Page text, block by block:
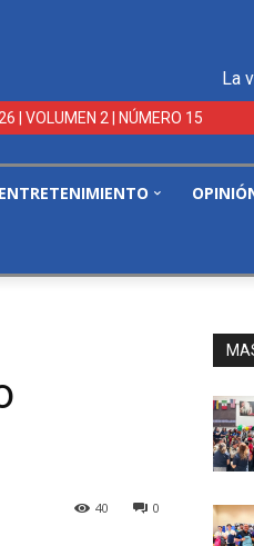
La
| VOLUMEN 2 | NÚMERO 15
ENTRETENIMIENTO
0
40